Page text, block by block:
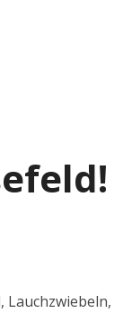
Lauchzwiebeln,